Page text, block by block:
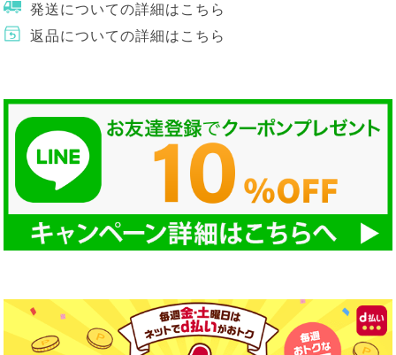
発送についての詳細はこちら
返品についての詳細はこちら